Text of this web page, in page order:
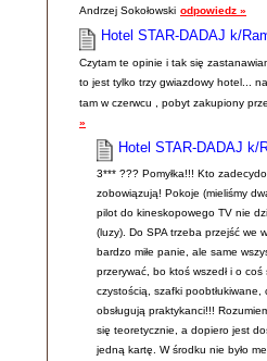
Andrzej Sokołowski odpowiedz »
Hotel STAR-DADAJ k/
Czytam te opinie i tak się
to jest tylko trzy gwiazdowy hotel...
tam w czerwcu , pobyt zakupiony
»
Hotel STAR-DADAJ k/
3*** ??? Pomyłka!!! Kto
zobowiązują! Pokoje (mieliśmy
pilot do kineskopowego TV nie
(luzy). Do SPA trzeba przejść we
bardzo miłe panie, ale same
przerywać, bo ktoś wszedł i o
czystością, szafki
obsługują praktykanci!!!
się teoretycznie, a dopiero jest
jedną kartę. W środku nie było